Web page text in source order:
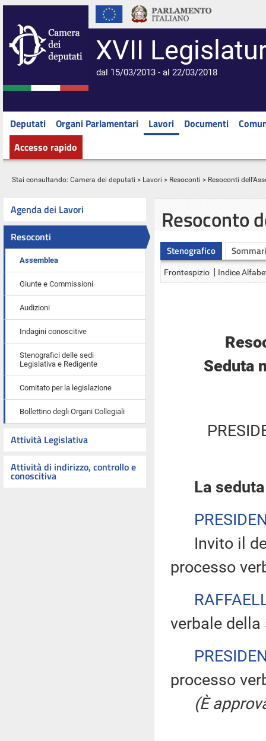
XVII
dal 15/03/2013 - al 22/03/2018
Deputati Organi Parlamentari Lavori Documenti
Accesso rapido
Stai consultando: Camera dei deputati > Lavori > Resoconti > Resoconti
Agenda dei Lavori
Resoconti
Assemblea
Giunte e Commissioni
Audizioni
Indagini conoscitive
Stenografici delle sedi
Legislativa e Redigente
Comitato per la legislazione
Bollettino degli Organi Collegiali
Attività Legislativa
Attività di indirizzo, controllo e
conoscitiva
Resoconto
Stenografico
Frontespizio Indice
Seduta
La
Invito il
processo
verbale
processo
(È